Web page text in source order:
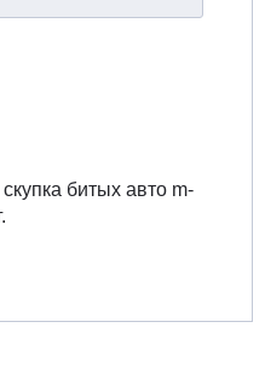
битых авто m-